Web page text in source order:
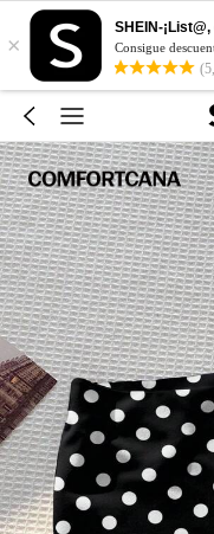
×
SHEIN-
Consigue